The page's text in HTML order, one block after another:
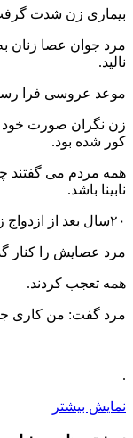
بیماری زن شدت
مرد جوان عصا زنان
نالید.
موعد عروسی فرا
زن نگران صورت خود
کور شده بود.
همه مردم می گفتند
نابینا باشد.
۲۰سال بعد از ازدواج زن از دنیا رفت،
مرد عصایش را کنار
همه تعجب کردند.
مرد گفت: من کاری
.
نمایش بیشتر